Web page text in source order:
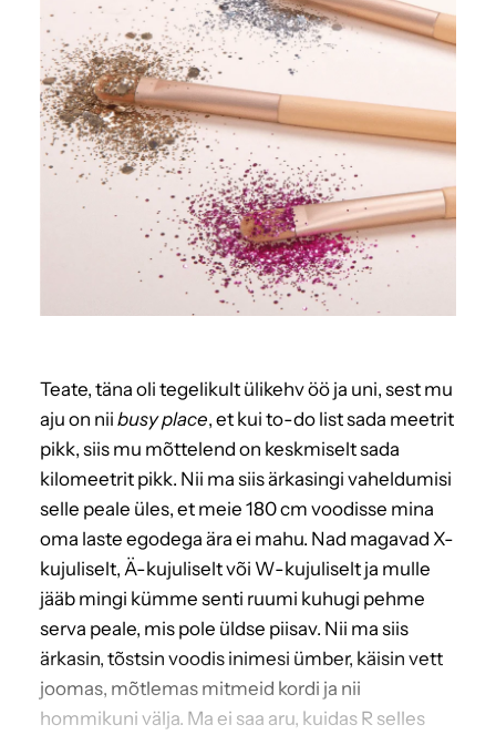
Teate, täna oli tegelikult ülikehv öö ja uni, sest mu
aju on nii busy place, et kui to-do list sada meetrit
pikk, siis mu mõttelend on keskmiselt sada
kilomeetrit pikk. Nii ma siis ärkasingi vaheldumisi
selle peale üles, et meie 180 cm voodisse mina
oma laste egodega ära ei mahu. Nad magavad X-
kujuliselt, Ä-kujuliselt või W-kujuliselt ja mulle
jääb mingi kümme senti ruumi kuhugi pehme
serva peale, mis pole üldse piisav. Nii ma siis
ärkasin, tõstsin voodis inimesi ümber, käisin vett
joomas, mõtlemas mitmeid kordi ja nii
hommikuni välja. Ma ei saa aru, kuidas R selles